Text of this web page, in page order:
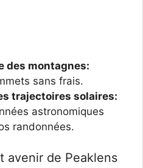
des montagnes:
sans frais.
trajectoires solaires:
astronomiques
randonnées.
avenir de Peaklens